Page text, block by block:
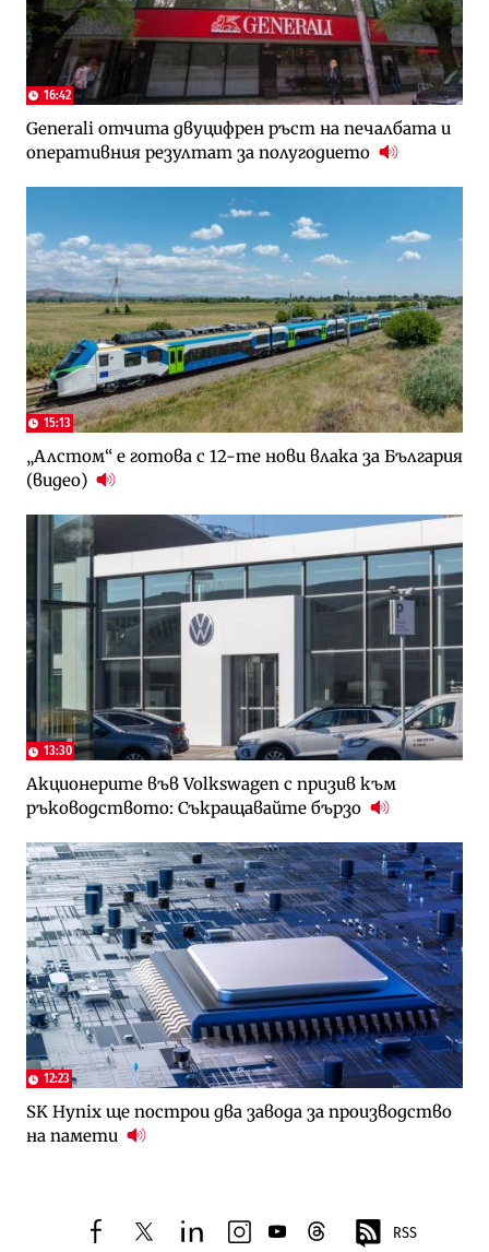
16:42
Generali отчита двуцифрен ръст на печалбата и
оперативния резултат за полугодието
15:13
„Алстом“ е готова с 12-те нови влака за България
(видео)
13:30
Акционерите във Volkswagen с призив към
ръководството: Съкращавайте бързо
12:23
SK Hynix ще построи два завода за производство
на памети
facebooktwitterlinkedininstagram
youtubethreads RSS